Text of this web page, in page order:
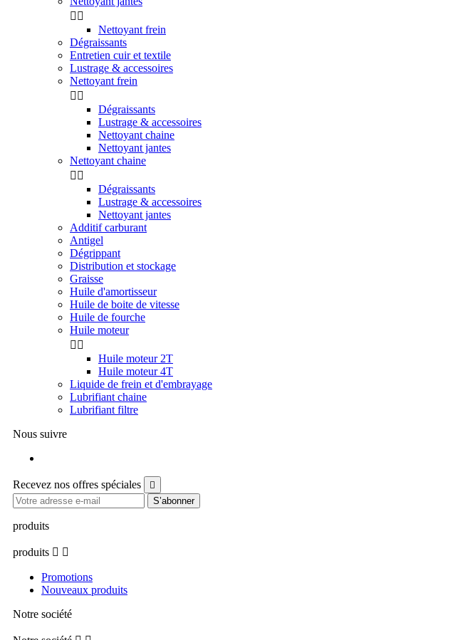
 
Nettoyant frein
Dégraissants
Entretien cuir et textile
Lustrage & accessoires
Nettoyant frein
 
Dégraissants
Lustrage & accessoires
Nettoyant chaine
Nettoyant jantes
Nettoyant chaine
 
Dégraissants
Lustrage & accessoires
Nettoyant jantes
Additif carburant
Antigel
Dégrippant
Distribution et stockage
Graisse
Huile d'amortisseur
Huile de boite de vitesse
Huile de fourche
Huile moteur
 
Huile moteur 2T
Huile moteur 4T
Liquide de frein et d'embrayage
Lubrifiant chaine
Lubrifiant filtre
Nous suivre
Recevez nos offres spéciales 
produits
produits  
Promotions
Nouveaux produits
Notre société